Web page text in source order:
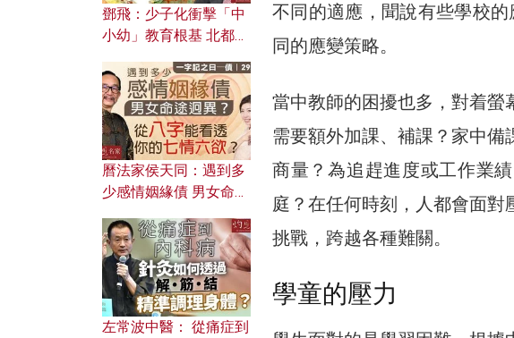
不同的適應，聞說有些學校
同的應變策略。
當中教師的困擾也多，對着螢
需要額外加課、補課？家中備
商量？為追趕進度或工作業
庭？在任何時刻，人都會面
挑戰，跨越各種難關。
學童的壓力
鄧飛：少子化衝擊「中
小幼」教育根基 北都如
曆法家侯天同：遇到多
少感情姻緣債 男女命途
的七情六欲？
左常波中醫： 從痛症到